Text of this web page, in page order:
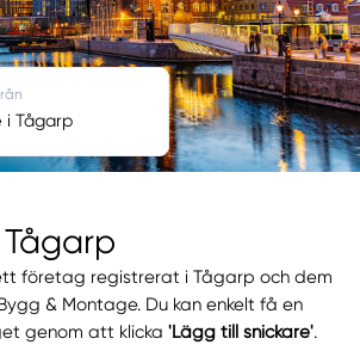
företag registrerat i Tågarp och dem
& Montage. Du kan enkelt få en
genom att klicka'Lägg till snickare'.
i Tågarp